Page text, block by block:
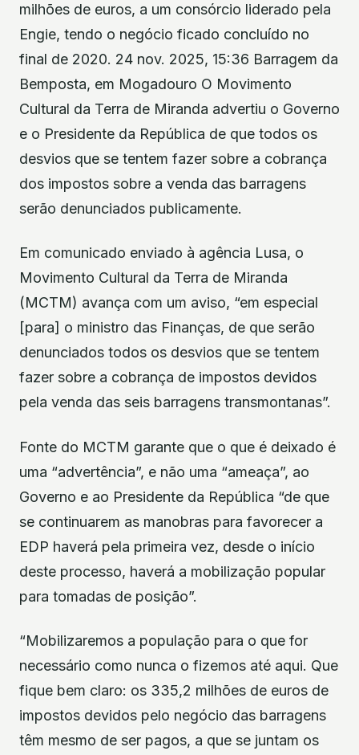
milhões de euros, a um consórcio liderado pela
Engie, tendo o negócio ficado concluído no
final de 2020. 24 nov. 2025, 15:36 Barragem da
Bemposta, em Mogadouro O Movimento
Cultural da Terra de Miranda advertiu o Governo
e o Presidente da República de que todos os
desvios que se tentem fazer sobre a cobrança
dos impostos sobre a venda das barragens
serão denunciados publicamente.
Em comunicado enviado à agência Lusa, o
Movimento Cultural da Terra de Miranda
(MCTM) avança com um aviso, “em especial
[para] o ministro das Finanças, de que serão
denunciados todos os desvios que se tentem
fazer sobre a cobrança de impostos devidos
pela venda das seis barragens transmontanas”.
Fonte do MCTM garante que o que é deixado é
uma “advertência”, e não uma “ameaça”, ao
Governo e ao Presidente da República “de que
se continuarem as manobras para favorecer a
EDP haverá pela primeira vez, desde o início
deste processo, haverá a mobilização popular
para tomadas de posição”.
“Mobilizaremos a população para o que for
necessário como nunca o fizemos até aqui. Que
fique bem claro: os 335,2 milhões de euros de
impostos devidos pelo negócio das barragens
têm mesmo de ser pagos, a que se juntam os